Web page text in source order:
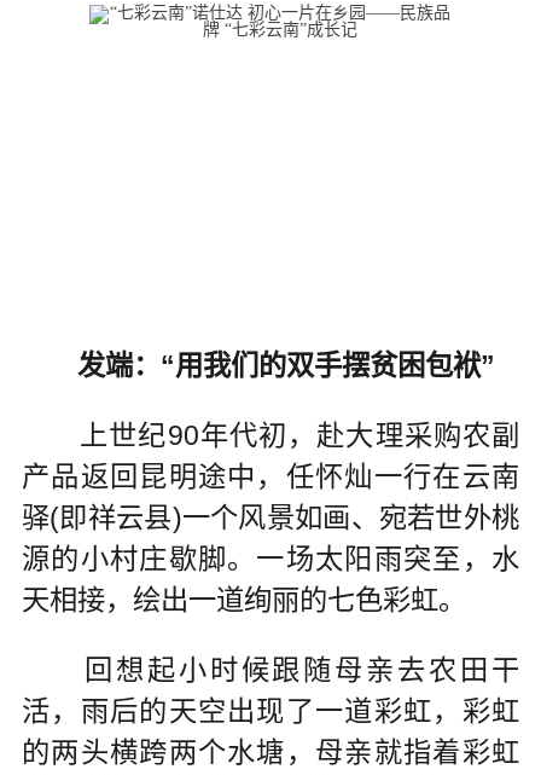
发端：“用我们的双手摆贫困包袱”
上世纪90年代初，赴大理采购农副
产品返回昆明途中，任怀灿一行在云南
驿(即祥云县)一个风景如画、宛若世外桃
源的小村庄歇脚。一场太阳雨突至，水
天相接，绘出一道绚丽的七色彩虹。
回想起小时候跟随母亲去农田干
活，雨后的天空出现了一道彩虹，彩虹
的两头横跨两个水塘，母亲就指着彩虹